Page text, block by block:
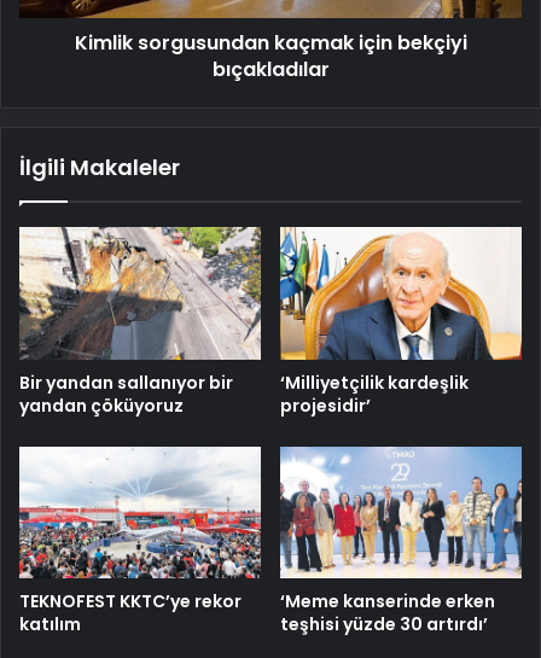
Kimlik sorgusundan kaçmak için bekçiyi
bıçakladılar
İlgili Makaleler
Bir yandan sallanıyor bir
yandan çöküyoruz
‘Milliyetçilik kardeşlik
projesidir’
TEKNOFEST KKTC’ye rekor
katılım
‘Meme kanserinde erken
teşhisi yüzde 30 artırdı’